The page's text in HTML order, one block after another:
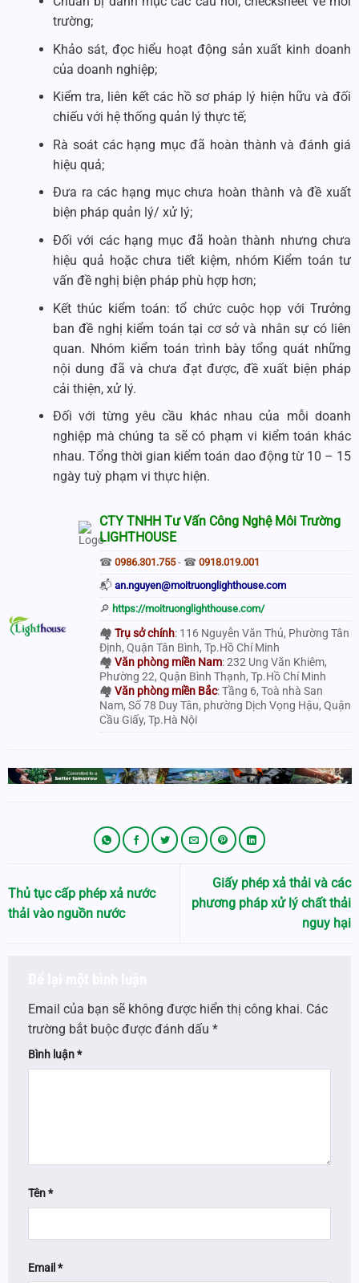
trường;
Khảo sát, đọc hiểu hoạt động sản xuất kinh doanh
của doanh nghiệp;
Kiểm tra, liên kết các hồ sơ pháp lý hiện hữu và đối
chiếu với hệ thống quản lý thực tế;
Rà soát các hạng mục đã hoàn thành và đánh giá
hiệu quả;
Đưa ra các hạng mục chưa hoàn thành và đề xuất
biện pháp quản lý/ xử lý;
Đối với các hạng mục đã hoàn thành nhưng chưa
hiệu quả hoặc chưa tiết kiệm, nhóm Kiểm toán tư
vấn đề nghị biện pháp phù hợp hơn;
Kết thúc kiểm toán: tổ chức cuộc họp với Trưởng
ban đề nghị kiểm toán tại cơ sở và nhân sự có liên
quan. Nhóm kiểm toán trình bày tổng quát những
nội dung đã và chưa đạt được, đề xuất biện pháp
cải thiện, xử lý.
Đối với từng yêu cầu khác nhau của mỗi doanh
nghiệp mà chúng ta sẽ có phạm vi kiểm toán khác
nhau. Tổng thời gian kiểm toán dao động từ 10 – 15
ngày tuỳ phạm vi thực hiện.
CTY TNHH Tư Vấn Công Nghệ Môi Trường
LIGHTHOUSE
☎0986.301.755- ☎0918.019.001
📬an.nguyen@moitruonglighthouse.com
🔎 https://moitruonglighthouse.com/
🏘Trụ sở chính: 116 Nguyễn Văn Thủ, Phường Tân
Định, Quận Tân Bình, Tp.Hồ Chí Minh
🏘Văn phòng miền Nam: 232 Ung Văn Khiêm,
Phường 22, Quận Bình Thạnh, Tp.Hồ Chí Minh
🏘Văn phòng miền Bắc: Tầng 6, Toà nhà San
Nam, Số 78 Duy Tân, phường Dịch Vọng Hậu, Quận
Cầu Giấy, Tp.Hà Nội
Thủ tục cấp phép xả nước
thải vào nguồn nước
Giấy phép xả thải và các
phương pháp xử lý chất thải
nguy hại
Email của bạn sẽ không được hiển thị công khai. Các
trường bắt buộc được đánh dấu *
Bình luận*
Tên*
Email *